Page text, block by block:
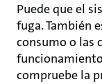
Puede que el
fuga. También
consumo o las
compruebe la